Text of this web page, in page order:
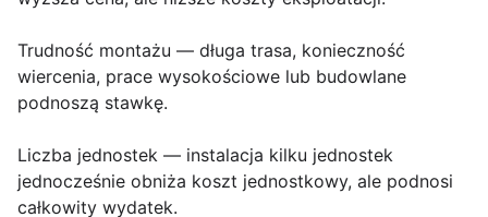
Trudność montażu — długa trasa, konieczność
wiercenia, prace wysokościowe lub budowlane
podnoszą stawkę.
Liczba jednostek — instalacja kilku jednostek
jednocześnie obniża koszt jednostkowy, ale podnosi
całkowity wydatek.